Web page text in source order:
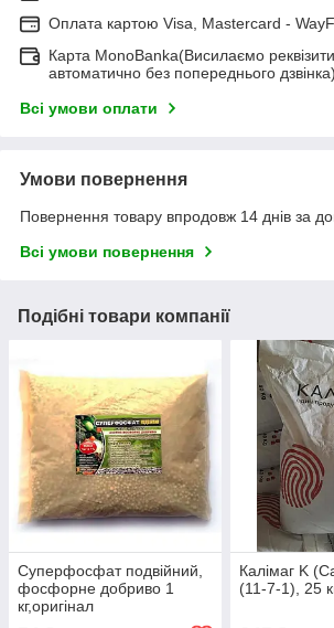
Оплата картою Visa, Mastercard -
Карта MonoBanka(Висилаємо
автоматично без попереднього дзвінка)
Всі умови оплати
Умови повернення
Повернення товару впродовж 14 днів за
Всі умови повернення
Подібні товари компанії
Суперфосфат подвійний,
фосфорне добриво 1
кг,оригінал
Калімаг K
(11-7-1), 25